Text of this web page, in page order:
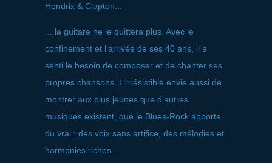
Hendrix & Clapton...
... la guitare ne le quittera plus. Avec le
confinement et l’arrivée de ses 40 ans, il a
senti le besoin de composer et de chanter ses
propres chansons. L’irrésistible envie aussi de
montrer aux plus jeunes que d'autres
musiques existent, que le Blues-Rock apporte
du vrai : des voix sans artifice, des mélodies et
harmonies riches.